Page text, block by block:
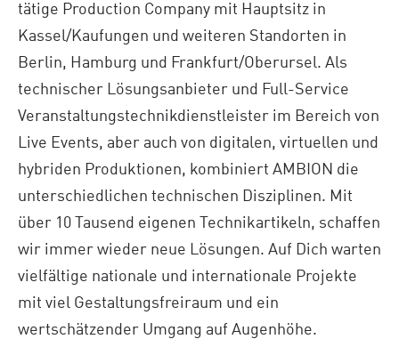
tätige Production Company mit Hauptsitz in
Kassel/Kaufungen und weiteren Standorten in
Berlin, Hamburg und Frankfurt/Oberursel. Als
technischer Lösungsanbieter und Full-Service
Veranstaltungstechnikdienstleister im Bereich von
Live Events, aber auch von digitalen, virtuellen und
hybriden Produktionen, kombiniert AMBION die
unterschiedlichen technischen Disziplinen. Mit
über 10 Tausend eigenen Technikartikeln, schaffen
wir immer wieder neue Lösungen. Auf Dich warten
vielfältige nationale und internationale Projekte
mit viel Gestaltungsfreiraum und ein
wertschätzender Umgang auf Augenhöhe.